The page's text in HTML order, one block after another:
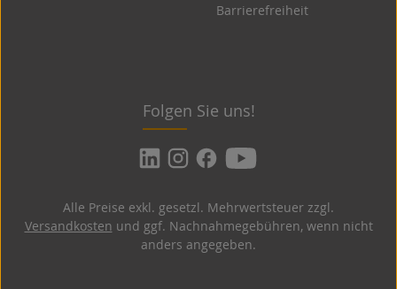
Barrierefreiheit
Folgen Sie uns!
Alle Preise exkl. gesetzl. Mehrwertsteuer zzgl.
Versandkosten und ggf. Nachnahmegebühren, wenn nicht
anders angegeben.